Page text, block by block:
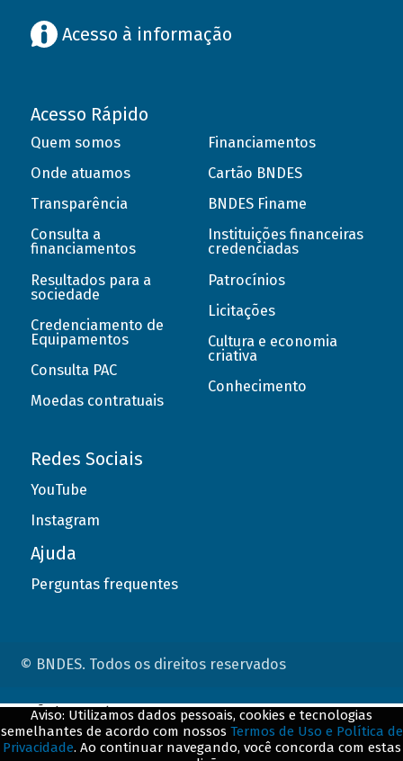
Acesso à informação
Acesso Rápido
Quem somos
Onde atuamos
Transparência
Consulta a
financiamentos
Resultados para a
sociedade
Credenciamento de
Equipamentos
Consulta PAC
Moedas contratuais
Financiamentos
Cartão BNDES
BNDES Finame
Instituições financeiras
credenciadas
Patrocínios
Licitações
Cultura e economia
criativa
Conhecimento
Redes Sociais
YouTube
Instagram
Ajuda
Perguntas frequentes
© BNDES. Todos os direitos reservados
Aviso: Utilizamos dados pessoais, cookies e tecnologias
semelhantes de acordo com nossos Termos de Uso e Política de
Privacidade. Ao continuar navegando, você concorda com estas
ConteÃºdo complementar
${title}${badge}